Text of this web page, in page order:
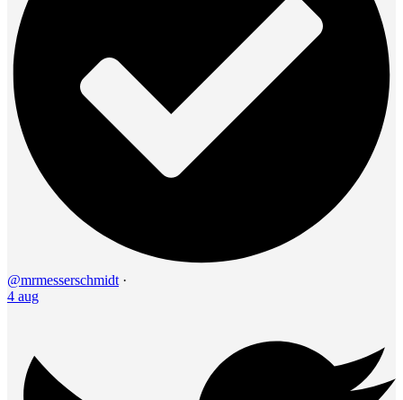
@mrmesserschmidt ·
4 aug